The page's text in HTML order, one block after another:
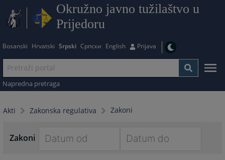
Okružno javno tužilaštvo u
Prijedoru
Bosanski Hrvatski Srpski Српски English Prijava
Napredna pretraga
Akti Zakonska regulativa Zakoni
Zakoni